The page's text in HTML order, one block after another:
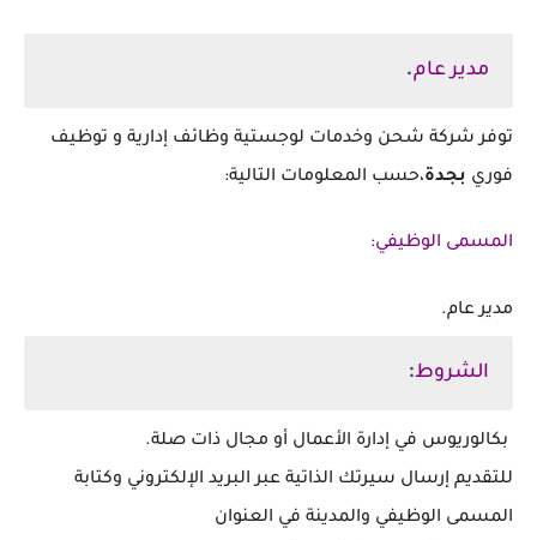
مدير عام.
‏توفر شركة شحن وخدمات لوجستية وظائف إدارية و توظيف
فوري بجدة،حسب المعلومات التالية:
المسمى الوظيفي:
‏مدير عام.
الشروط:
‏ بكالوريوس في إدارة الأعمال أو مجال ذات صلة.
‏للتقديم إرسال سيرتك الذاتية عبر البريد الإلكتروني وكتابة
المسمى الوظيفي والمدينة في العنوان